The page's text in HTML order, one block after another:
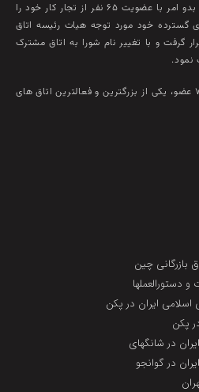
شورای بازرگانی ایران و چین که در بدو امر با عضويت ۶۵ نفر از تجار کار خود را
گسترده خود مورد توجه هيات رئيسه اتاق
گرفت و با تغيير نام شورا به اتاق مشترک
نمود.
این اتاق هم‌ اکنون با بيش از ۷۰۰۰ عضو، يکی از بزرگترين و فعالترين اتاق‌ های
بازرگانی چین
اسلامی ایران در پکن
پکن
در شانگهای
در گوانجو